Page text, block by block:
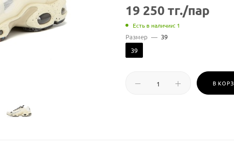
19 250 тг./пар
Есть в наличии: 1
Размер — 39
39
В